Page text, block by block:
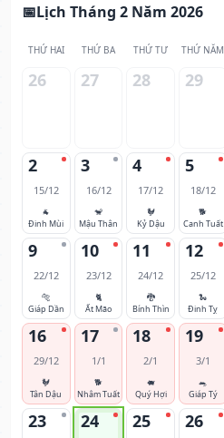
Lịch Tháng 2 Năm 2026
THỨ HAI THỨ BA THỨ TƯ THỨ NĂM
26 27 28 29
2
15/12
🐐
Đinh Mùi
3
16/12
🐒
Mậu Thân
4
17/12
🐓
Kỷ Dậu
5
18/12
🐕
Canh Tuất
9
22/12
🐅
Giáp Dần
10
23/12
🐈
Ất Mão
11
24/12
🐉
Bính Thìn
12
25/12
🐍
Đinh Tỵ
16
29/12
🐓
Tân Dậu
17
1/1
🐕
Nhâm Tuất
18
2/1
🐖
Quý Hợi
19
3/1
🐀
Giáp Tý
23 24 25 26